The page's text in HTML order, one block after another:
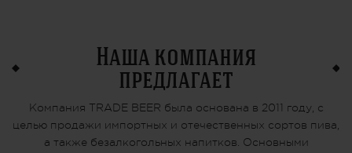
Наша компания
предлагает
Компания TRADE BEER была основана в 2011 году, с
целью продажи импортных и отечественных сортов пива,
а также безалкогольных напитков. Основными